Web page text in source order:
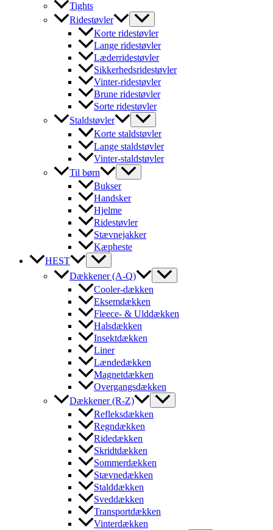
Tights
Ridestøvler
Korte ridestøvler
Lange ridestøvler
Læderridestøvler
Sikkerhedsridestøvler
Vinter-ridestøvler
Brune ridestøvler
Sorte ridestøvler
Staldstøvler
Korte staldstøvler
Lange staldstøvler
Vinter-staldstøvler
Til børn
Bukser
Handsker
Hjelme
Ridestøvler
Stævnejakker
Kæpheste
HEST
Dækkener (A-Q)
Cooler-dækken
Eksemdækken
Fleece- & Ulddækken
Halsdækken
Insektdækken
Liner
Lændedækken
Magnetdækken
Overgangsdækken
Dækkener (R-Z)
Refleksdækken
Regndækken
Ridedækken
Skridtdækken
Sommerdækken
Stævnedækken
Stalddækken
Sveddækken
Transportdækken
Vinterdækken